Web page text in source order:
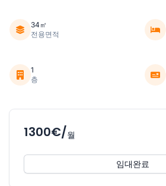
34㎡
전용면적
1
층
1300€/월
임대완료